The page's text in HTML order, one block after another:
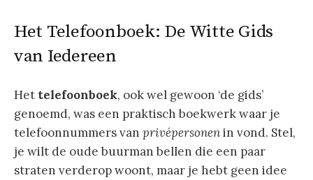
Het Telefoonboek: De Witte Gids
van Iedereen
Het telefoonboek, ook wel gewoon ‘de gids’
genoemd, was een praktisch boekwerk waar je
telefoonnummers van privépersonenin vond. Stel,
je wilt de oude buurman bellen die een paar
straten verderop woont, maar je hebt geen idee